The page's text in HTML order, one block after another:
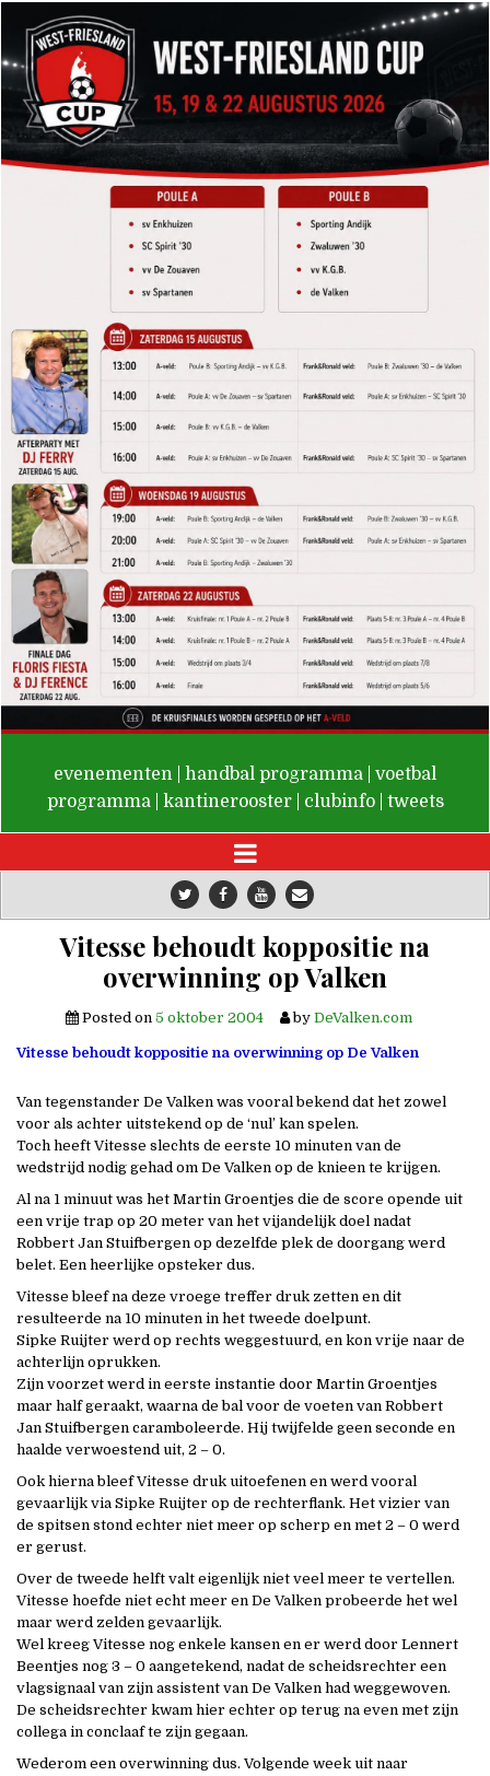
De Valken
evenementen handbal programma
voetbal
programma
kantinerooster clubinfo tweets
Vitesse behoudt koppositie na
overwinning op Valken
Posted on 5 oktober 2004 by DeValken.com
Vitesse behoudt koppositie na overwinning op De Valken
Van tegenstander De Valken was vooral bekend dat het zowel
voor als achter uitstekend op de ‘nul’ kan spelen.
Toch heeft Vitesse slechts de eerste 10 minuten van de
wedstrijd nodig gehad om De Valken op de knieen te krijgen.
Al na 1 minuut was het Martin Groentjes die de score opende uit
een vrije trap op 20 meter van het vijandelijk doel nadat
Robbert Jan Stuifbergen op dezelfde plek de doorgang werd
belet. Een heerlijke opsteker dus.
Vitesse bleef na deze vroege treffer druk zetten en dit
resulteerde na 10 minuten in het tweede doelpunt.
Sipke Ruijter werd op rechts weggestuurd, en kon vrije naar de
achterlijn oprukken.
Zijn voorzet werd in eerste instantie door Martin Groentjes
maar half geraakt, waarna de bal voor de voeten van Robbert
Jan Stuifbergen caramboleerde. Hij twijfelde geen seconde en
haalde verwoestend uit, 2 – 0.
Ook hierna bleef Vitesse druk uitoefenen en werd vooral
gevaarlijk via Sipke Ruijter op de rechterflank. Het vizier van
de spitsen stond echter niet meer op scherp en met 2 – 0 werd
er gerust.
Over de tweede helft valt eigenlijk niet veel meer te vertellen.
Vitesse hoefde niet echt meer en De Valken probeerde het wel
maar werd zelden gevaarlijk.
Wel kreeg Vitesse nog enkele kansen en er werd door Lennert
Beentjes nog 3 – 0 aangetekend, nadat de scheidsrechter een
vlagsignaal van zijn assistent van De Valken had weggewoven.
De scheidsrechter kwam hier echter op terug na even met zijn
collega in conclaaf te zijn gegaan.
Wederom een overwinning dus. Volgende week uit naar